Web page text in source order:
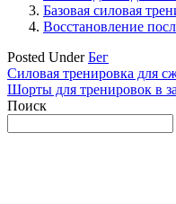
Базовая силовая
Восстановление
Posted UnderБег
Навигация
по
Силовая тренировка для
Шорты для тренировок в
Поиск